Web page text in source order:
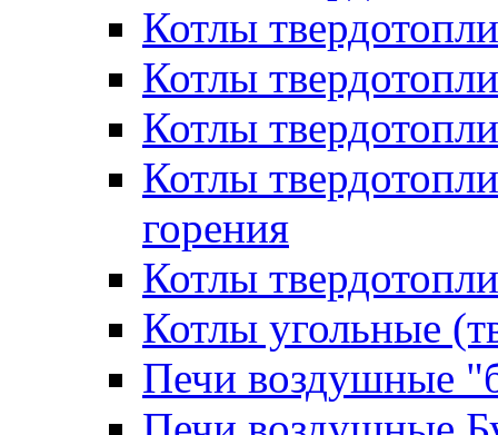
Котлы
Котлы
Котлы
Котлы
горения
Котлы
Котлы угольные
Печи воздушные